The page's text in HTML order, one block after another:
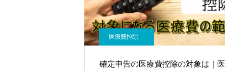
医療費控除
確定申告の医療費控除の対象は｜医